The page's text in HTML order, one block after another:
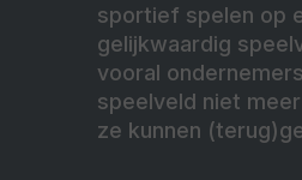
sportief spelen op
gelijkwaardig
vooral
speelveld niet
ze kunnen